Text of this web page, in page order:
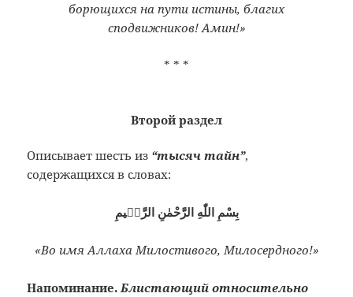
борющихся на пути истины, благих
сподвижников! Амин!»
* * *
Второй раздел
Описывает шесть из “тысяч тайн”,
содержащихся в словах:
بِسْمِ اللّٰهِ الرَّحْمٰنِ الرَّحٖيمِ
«Во имя Аллаха Милостивого, Милосердного!»
Напоминание.Блистающий относительно